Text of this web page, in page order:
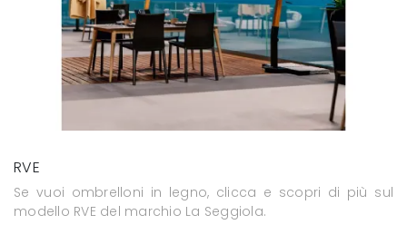
RVE
Se vuoi ombrelloni in legno, clicca e scopri di più sul
modello RVE del marchio La Seggiola.